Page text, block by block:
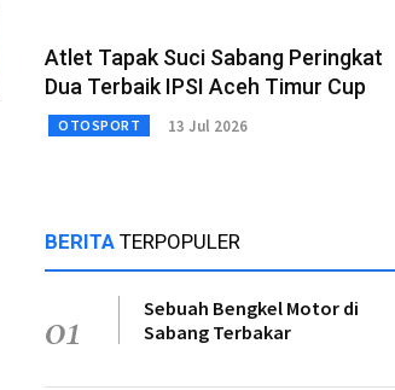
Atlet Tapak Suci Sabang Peringkat
Dua Terbaik IPSI Aceh Timur Cup
OTOSPORT 13 Jul 2026
BERITA TERPOPULER
01
Sebuah Bengkel Motor di
Sabang Terbakar